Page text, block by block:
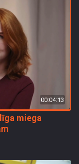
00:04:13
miega